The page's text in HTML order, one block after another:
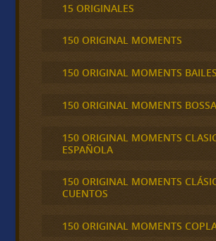
15 ORIGINALES
150 ORIGINAL MOMENTS
150 ORIGINAL MOMENTS
150 ORIGINAL MOMENTS BOSSA
150 ORIGINAL MOMENTS
ESPAÑOLA
150 ORIGINAL MOMENTS
CUENTOS
150 ORIGINAL MOMENTS